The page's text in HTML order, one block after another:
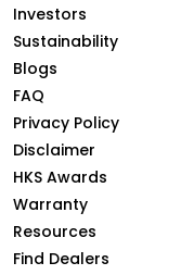
Investors
Sustainability
Blogs
FAQ
Privacy Policy
Disclaimer
HKS Awards
Warranty
Resources
Find Dealers